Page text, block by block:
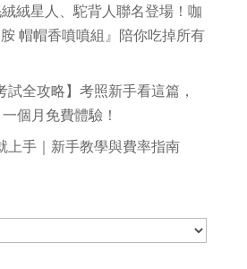
絨星人、駝背人聯名登場！咖
帽帽香噴噴組』陪你吃掉所有
試全攻略】考照新手看這篇，
個月免費體驗！
上手｜新手教學與費率指南